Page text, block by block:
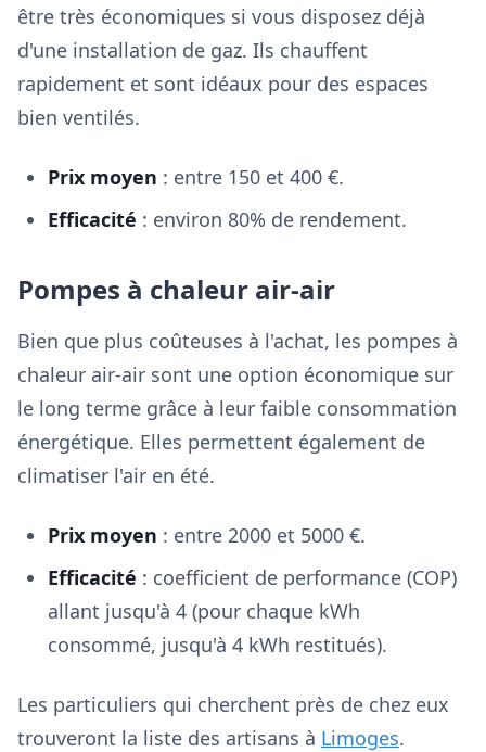
être très économiques si vous disposez déjà
d'une installation de gaz. Ils chauffent
rapidement et sont idéaux pour des espaces
bien ventilés.
Prix moyen : entre 150 et 400 €.
Efficacité : environ 80% de rendement.
Pompes à chaleur air-air
Bien que plus coûteuses à l'achat, les pompes à
chaleur air-air sont une option économique sur
le long terme grâce à leur faible consommation
énergétique. Elles permettent également de
climatiser l'air en été.
Prix moyen : entre 2000 et 5000 €.
Efficacité : coefficient de performance (COP)
allant jusqu'à 4 (pour chaque kWh
consommé, jusqu'à 4 kWh restitués).
Les particuliers qui cherchent près de chez eux
trouveront la liste des artisans à Limoges.